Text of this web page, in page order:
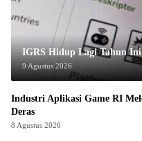
IGRS Hidup Lagi Tahun
9 Agustus 2026
Industri Aplikasi Game RI
Deras
8 Agustus 2026